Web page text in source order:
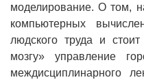
моделирование. О том,
компьютерных
людского труда и
мозгу» управление
междисциплинарного